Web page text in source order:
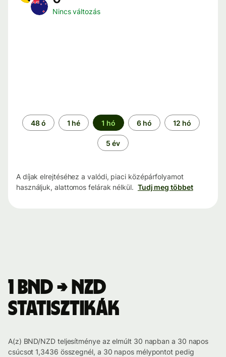
Nincs változás
Időszak
48 ó 1 hé 1 hó 6 hó 12 hó
5 év
A díjak elrejtéséhez a valódi, piaci középárfolyamot
használjuk, alattomos felárak nélkül. Tudj meg többet
1 BND → NZD
statisztikák
A(z) BND/NZD teljesítménye az elmúlt 30 napban a 30 napos
csúcsot 1,3436 összegnél, a 30 napos mélypontot pedig